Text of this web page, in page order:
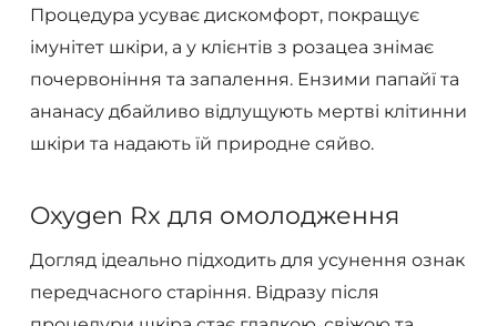
Процедура усуває дискомфорт, покращує
імунітет шкіри, а у клієнтів з розацеа знімає
почервоніння та запалення. Ензими папайї та
ананасу дбайливо відлущують мертві клітинни
шкіри та надають їй природне сяйво.
Oxygen Rx для омолодження
Догляд ідеально підходить для усунення ознак
передчасного старіння. Відразу після